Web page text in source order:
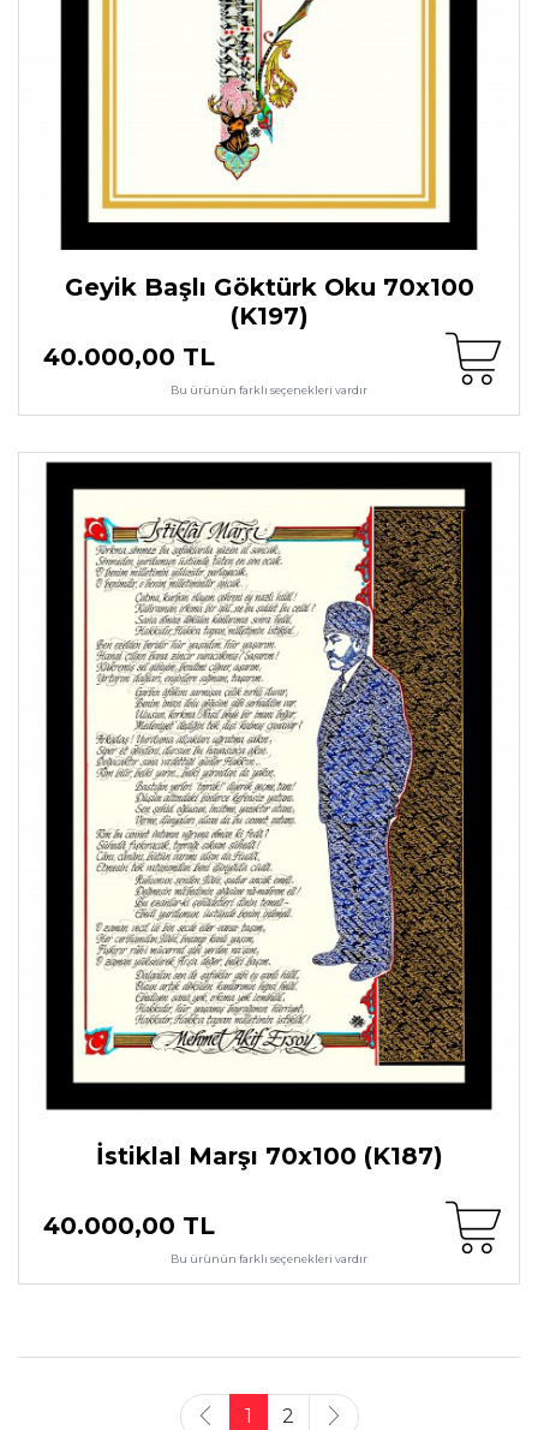
Geyik Başlı Göktürk Oku 70x100
(K197)
40.000,00 TL
Bu ürünün farklı seçenekleri vardır
İstiklal Marşı 70x100 (K187)
40.000,00 TL
Bu ürünün farklı seçenekleri vardır
1 2